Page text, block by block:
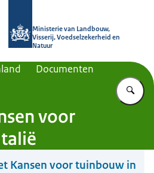
Ministerie van Landbouw,
Visserij, Voedselzekerheid en
Natuur
Documenten
voor
Kansen voor tuinbouw in